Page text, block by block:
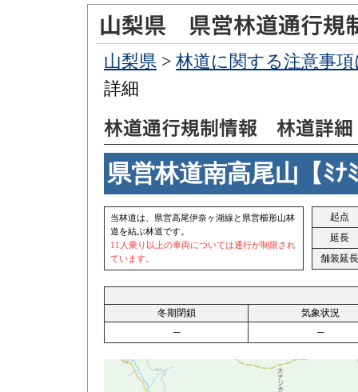
山梨県 > 林道に関する注意事
詳細
県営林道南高尾山【ﾐﾅ
当林道は、県営高尾伊奈ヶ湖線と県営櫛形山林
道を結ぶ林道です。
11人乗り以上の車両については通行が制限され
ています。
起点
延長
舗装延長
冬期閉鎖
気象状況
─
─